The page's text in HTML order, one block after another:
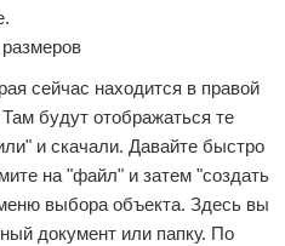
сейчас находится в правой
Там будут отображаться те
и скачали. Давайте быстро
на "файл" и затем "создать
выбора объекта. Здесь вы
документ или папку. По